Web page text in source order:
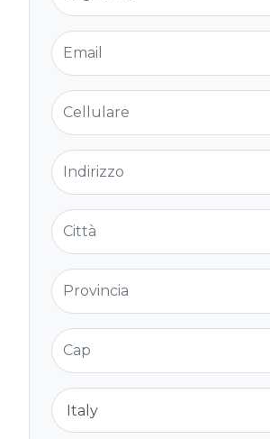
Email
Cellulare
Indirizzo
Città
Provincia
Cap
Nazione